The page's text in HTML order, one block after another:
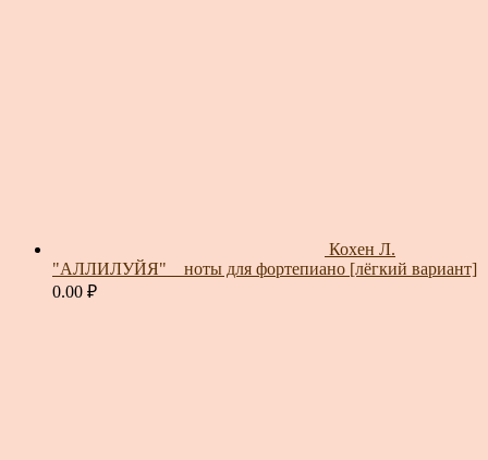
Кохен Л.
"АЛЛИЛУЙЯ" _ ноты для фортепиано [лёгкий вариант]
0.00 ₽